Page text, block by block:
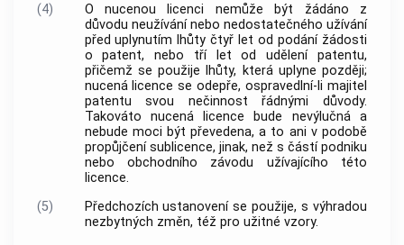
(4)
O nucenou licenci nemůže být žádáno z
důvodu neužívání nebo nedostatečného užívání
před uplynutím lhůty čtyř let od podání žádosti
o patent, nebo tří let od udělení patentu,
přičemž se použije lhůty, která uplyne později;
nucená licence se odepře, ospravedlní-li majitel
patentu svou nečinnost řádnými důvody.
Takováto nucená licence bude nevýlučná a
nebude moci být převedena, a to ani v podobě
propůjčení sublicence, jinak, než s částí podniku
nebo obchodního závodu užívajícího této
licence.
(5)
Předchozích ustanovení se použije, s výhradou
nezbytných změn, též pro užitné vzory.